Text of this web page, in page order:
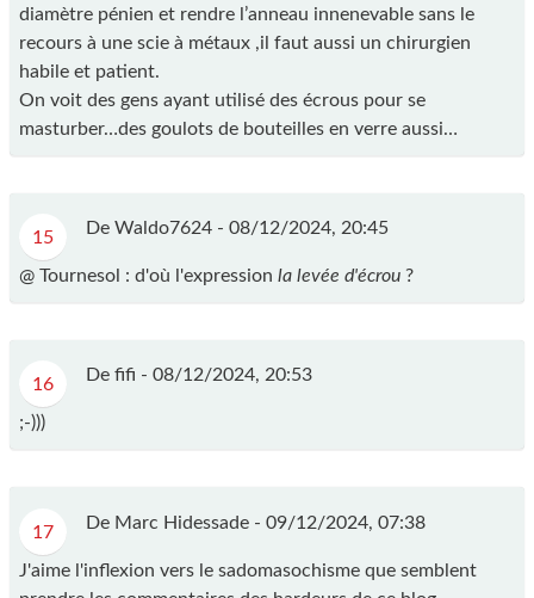
diamètre pénien et rendre l’anneau innenevable sans le
recours à une scie à métaux ,il faut aussi un chirurgien
habile et patient.
On voit des gens ayant utilisé des écrous pour se
masturber…des goulots de bouteilles en verre aussi…
15 De Waldo7624 - 08/12/2024, 20:45
@ Tournesol : d'où l'expression la levée d'écrou ?
16 De fifi - 08/12/2024, 20:53
;-)))
17 De Marc Hidessade - 09/12/2024, 07:38
J'aime l'inflexion vers le sadomasochisme que semblent